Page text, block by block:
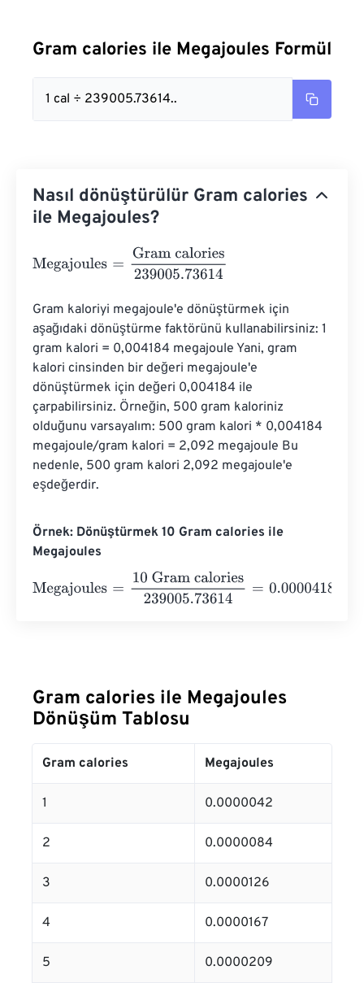
Gram calories ile Megajoules Formül
1 cal ÷ 239005.73614..
Nasıl dönüştürülür Gram calories
ile Megajoules?
Megajoules Gram calories239005.73614
Gram kaloriyi megajoule'e dönüştürmek için
aşağıdaki dönüştürme faktörünü kullanabilirsiniz: 1
gram kalori = 0,004184 megajoule Yani, gram
kalori cinsinden bir değeri megajoule'e
dönüştürmek için değeri 0,004184 ile
çarpabilirsiniz. Örneğin, 500 gram kaloriniz
olduğunu varsayalım: 500 gram kalori * 0,004184
megajoule/gram kalori = 2,092 megajoule Bu
nedenle, 500 gram kalori 2,092 megajoule'e
eşdeğerdir.
Örnek: Dönüştürmek 10 Gram calories ile
Megajoules
Megajoules
10 Gram calories239005.73614= 0.0000418
Gram calories ile Megajoules
Dönüşüm Tablosu
Gram calories Megajoules
1 0.0000042
2 0.0000084
3 0.0000126
4 0.0000167
5 0.0000209